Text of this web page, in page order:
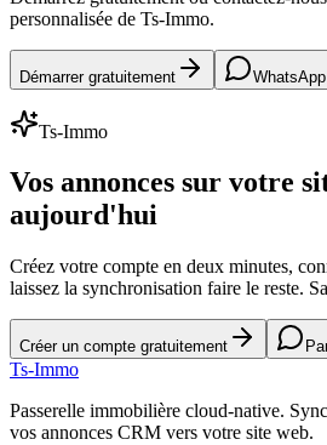
personnalisée de Ts-Immo.
Démarrer gratuitement WhatsApp
Ts-Immo
Vos annonces sur votre
aujourd'hui
Créez votre compte en deux minutes,
laissez la synchronisation faire le reste.
Créer un compte gratuitement
Ts-Immo
Passerelle immobilière cloud-native.
vos annonces CRM vers votre site web.